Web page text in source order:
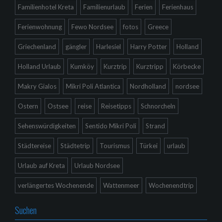
Familienhotel Kreta Familienurlaub Ferien Ferienhaus
Ferienwohnung Fewo Nordsee fotos Greece
Griechenland gängler Harlesiel Harry Potter Holland
Holland Urlaub Kumköy Kurztrip Kurztripp Körbecke
Makry Gialos Mikri Poli Atlantica Nordholland nordsee
Ostern Ostsee reise Reisetipps Schnorcheln
Sehenswürdigkeiten Sentido Mikri Poli Strand
Städtereise Städtetrip Tourismus Türkei urlaub
Urlaub auf Kreta Urlaub Nordsee
verlängertes Wochenende Wattenmeer Wochenendtrip
Suchen